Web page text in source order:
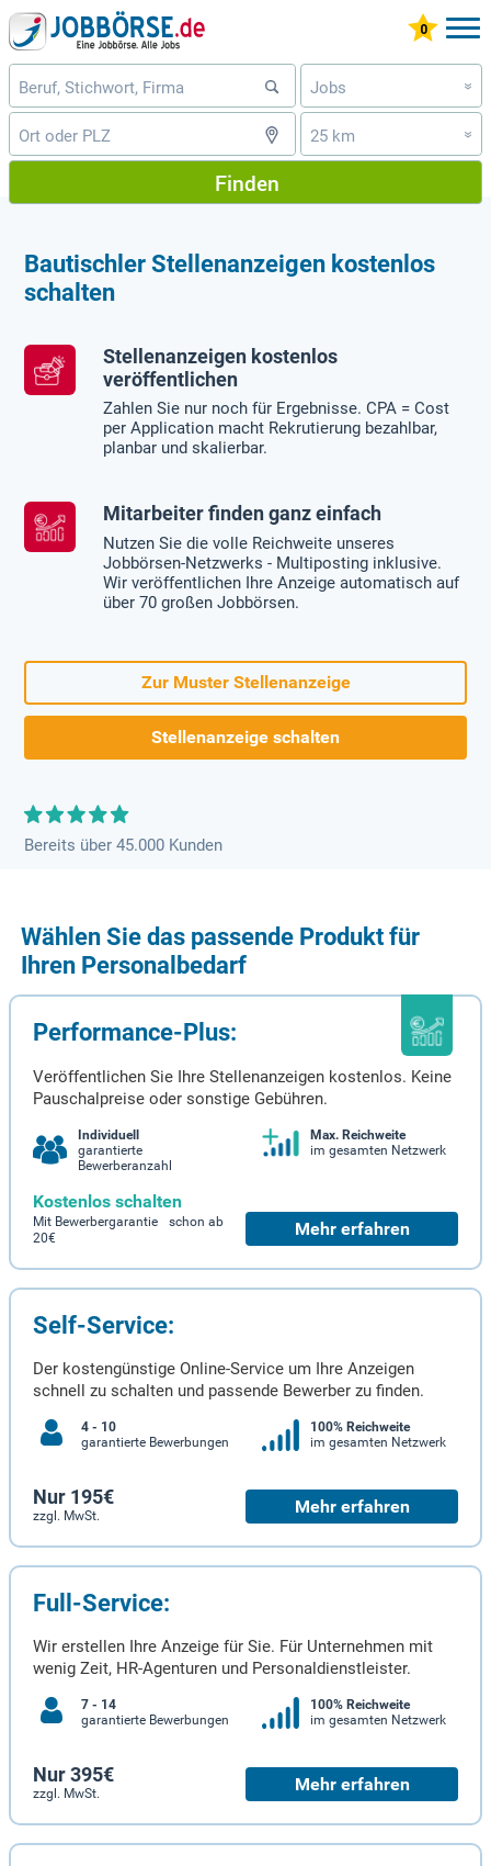
Jobs »
25 km »
Finden
Bautischler Stellenanzeigen kostenlos
schalten
Stellenanzeigen kostenlos
veröffentlichen
Zahlen Sie nur noch für Ergebnisse. CPA = Cost
per Application macht Rekrutierung bezahlbar,
planbar und skalierbar.
Mitarbeiter finden ganz einfach
Nutzen Sie die volle Reichweite unseres
Jobbörsen-Netzwerks - Multiposting inklusive.
Wir veröffentlichen Ihre Anzeige automatisch auf
über 70 großen Jobbörsen.
Zur Muster Stellenanzeige
Stellenanzeige schalten
Bereits über 45.000 Kunden
Wählen Sie das passende Produkt für
Ihren Personalbedarf
Performance-Plus:
Veröffentlichen Sie Ihre Stellenanzeigen kostenlos. Keine
Pauschalpreise oder sonstige Gebühren.
Individuell
garantierte
Bewerberanzahl
Max. Reichweite
im gesamten Netzwerk
Kostenlos schalten
Mit Bewerbergarantie schon ab
20€
Mehr erfahren
Self-Service:
Der kostengünstige Online-Service um Ihre Anzeigen
schnell zu schalten und passende Bewerber zu finden.
4 - 10
garantierte Bewerbungen
100% Reichweite
im gesamten Netzwerk
Nur 195€
zzgl. MwSt. Mehr erfahren
Full-Service:
Wir erstellen Ihre Anzeige für Sie. Für Unternehmen mit
wenig Zeit, HR-Agenturen und Personaldienstleister.
7 - 14
garantierte Bewerbungen
100% Reichweite
im gesamten Netzwerk
Nur 395€
zzgl. MwSt. Mehr erfahren